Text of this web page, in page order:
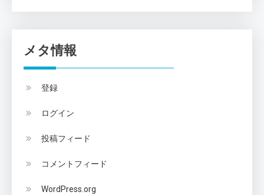
メタ情報
登録
ログイン
投稿フィード
コメントフィード
WordPress.org